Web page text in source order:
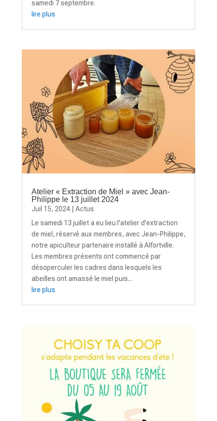
samedi 7 septembre.
lire plus
Atelier « Extraction de Miel » avec Jean-
Philippe le 13 juillet 2024
Juil 15, 2024| Actus
Le samedi 13 juillet a eu lieu l'atelier d'extraction
de miel, réservé aux membres, avec Jean-Philippe,
notre apiculteur partenaire installé à Alfortville.
Les membres présents ont commencé par
désoperculer les cadres dans lesquels les
abeilles ont amassé le miel puis...
lire plus